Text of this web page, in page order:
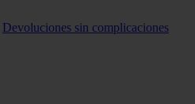
Devoluciones sin complicaciones